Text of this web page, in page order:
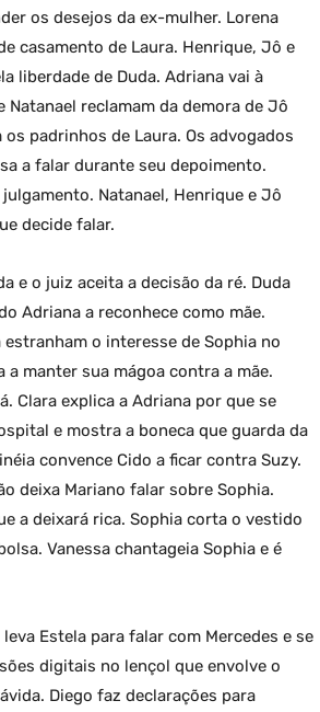
os desejos da ex-mulher. Lorena
casamento de Laura. Henrique, Jô e
liberdade de Duda. Adriana vai à
reclamam da demora de Jô
padrinhos de Laura. Os advogados
a falar durante seu depoimento.
Natanael, Henrique e Jô
decide falar.
e o juiz aceita a decisão da ré. Duda
Adriana a reconhece como mãe.
o interesse de Sophia no
manter sua mágoa contra a mãe.
Clara explica a Adriana por que se
e mostra a boneca que guarda da
convence Cido a ficar contra Suzy.
deixa Mariano falar sobre Sophia.
a deixará rica. Sophia corta o vestido
Vanessa chantageia Sophia e é
Estela para falar com Mercedes e se
digitais no lençol que envolve o
Diego faz declarações para